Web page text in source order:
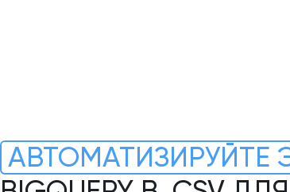
АВТОМАТИЗИРУЙТЕ